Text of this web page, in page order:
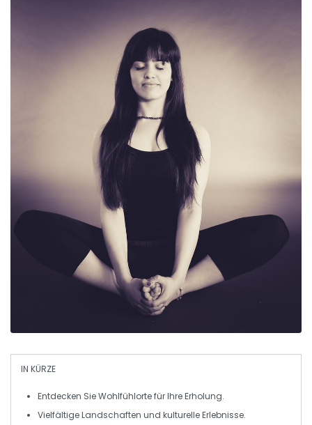
IN KÜRZE
Entdecken SieWohlfühlortefür IhreErholung.
VielfältigeLandschaften und kulturelle Erlebnisse.